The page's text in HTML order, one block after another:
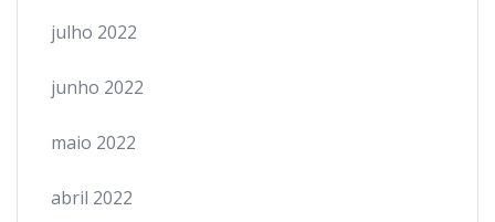
julho 2022
junho 2022
maio 2022
abril 2022